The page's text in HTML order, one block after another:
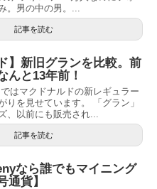
。男の中の男。...
記事を読む
】新旧グランを比較。前
んと13年前！
はマクドナルドの新レギュラー
りを見せています。 「グラン」
、以前にも販売され...
記事を読む
なら誰でもマイニング
通貨】